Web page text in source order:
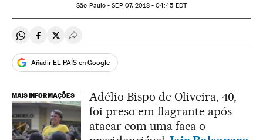
São Paulo -SEP07, 2018 - 04:45 EDT
Compartir en Whatsapp
Compartir en Facebook
Compartir en Twitter
Desplegar Redes Sociales
Añadir EL PAÍS en Google
MAIS INFORMAÇÕES
Adélio Bispo de Oliveira, 40,
foi preso em flagrante após
atacar com uma faca o